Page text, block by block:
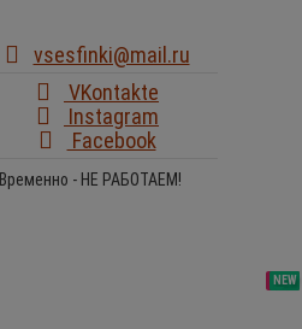
vsesfinki@mail.ru
VKontakte
Instagram
Facebook
Временно - НЕ РАБОТАЕМ!
NEW
SALE
NEW
NEW